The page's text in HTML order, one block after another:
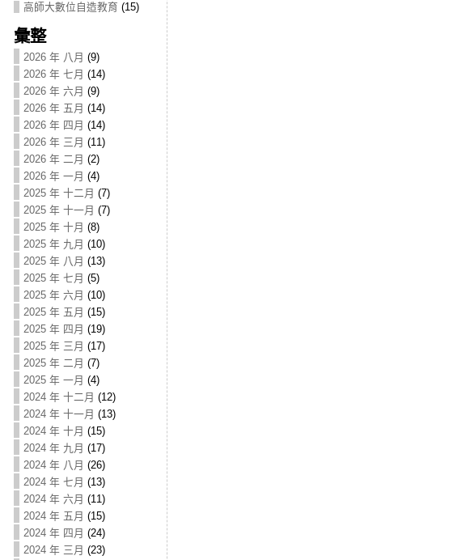
高師大數位自造教育 (15)
彙整
2026 年 八月 (9)
2026 年 七月 (14)
2026 年 六月 (9)
2026 年 五月 (14)
2026 年 四月 (14)
2026 年 三月 (11)
2026 年 二月 (2)
2026 年 一月 (4)
2025 年 十二月 (7)
2025 年 十一月 (7)
2025 年 十月 (8)
2025 年 九月 (10)
2025 年 八月 (13)
2025 年 七月 (5)
2025 年 六月 (10)
2025 年 五月 (15)
2025 年 四月 (19)
2025 年 三月 (17)
2025 年 二月 (7)
2025 年 一月 (4)
2024 年 十二月 (12)
2024 年 十一月 (13)
2024 年 十月 (15)
2024 年 九月 (17)
2024 年 八月 (26)
2024 年 七月 (13)
2024 年 六月 (11)
2024 年 五月 (15)
2024 年 四月 (24)
2024 年 三月 (23)